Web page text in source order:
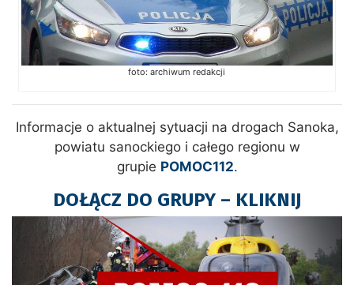
foto: archiwum redakcji
Informacje o aktualnej sytuacji na drogach Sanoka,
powiatu sanockiego i całego regionu w
grupie POMOC112.
DOŁĄCZ DO GRUPY – KLIKNIJ